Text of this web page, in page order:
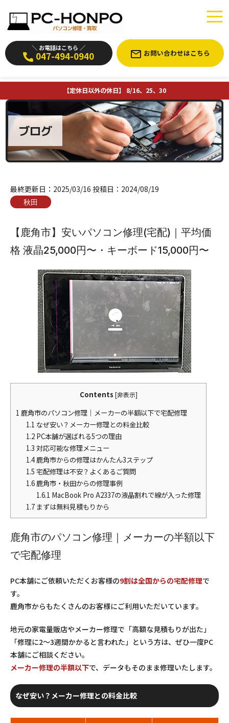
＼ お電話はこちら ／
047-494-0940 お問い合わせはこちら
【定休日以外の休日】 8/16、25、30
ブログ
最終更新日： 2025/03/16 投稿日： 2024/08/19
秋田
【鹿角市】安いパソコン修理(宅配)｜平均価
格 液晶25,000円〜・キーボード15,000円〜
Contents [非表示]
1 鹿角市のパソコン修理｜メーカーの半額以下で宅配修理
1.1 なぜ安い？メーカー修理との料金比較
1.2PC本舗が選ばれる5つの理由
1.3 対応可能な修理メニュー
1.4鹿角市からの修理はかんたん3ステップ
1.5 宅配修理は不安？よくあるご質問
1.6鹿角市・秋田からの修理事例
1.6.1 MacBook Pro A2337の液晶割れで線が入った修理
1.7まずは無料見積もりから
鹿角市のパソコン修理｜メーカーの半額以下
で宅配修理
PC本舗にご依頼いただくお客様の9割は全国からの宅配修理で
す。
鹿角市からもたくさんのお客様にご利用いただいています。
地元の家電量販店やメーカー修理で「高額な見積もりが出た」
「修理に2〜3週間かかると言われた」という方は、ぜひ一度PC
本舗にご相談ください。
メーカー修理の半額以下で、データもそのまま修理いたします。
なぜ安い？メーカー修理との料金比較